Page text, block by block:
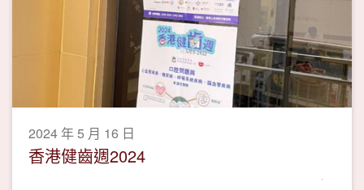
2024 年 5 月 16 日
香港健齒週2024